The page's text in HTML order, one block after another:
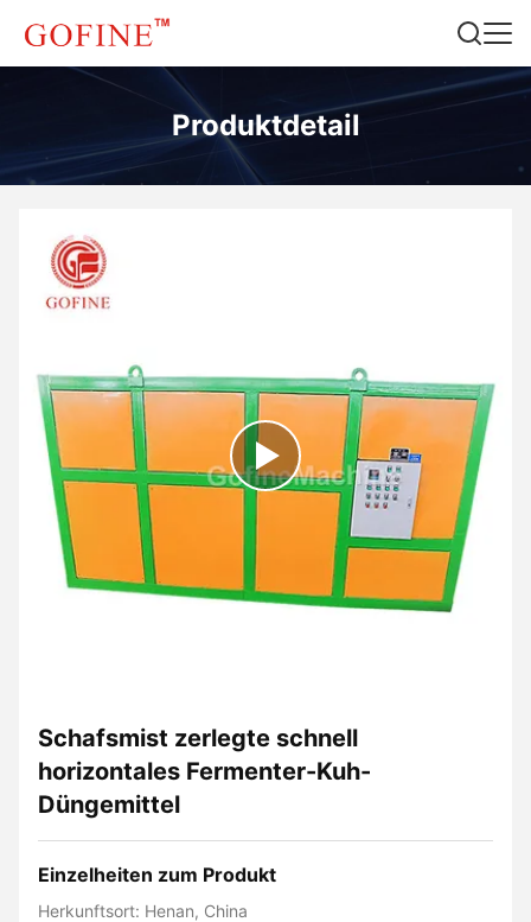
Produktdetail
Schafsmist zerlegte schnell
horizontales Fermenter-Kuh-
Düngemittel
Einzelheiten zum Produkt
Herkunftsort: Henan, China